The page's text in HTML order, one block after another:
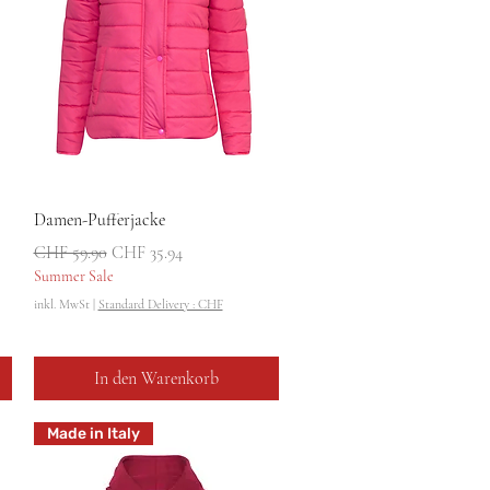
Schnellansicht
Damen-Pufferjacke
Standardpreis
CHF 59.90 Sale-Preis
CHF 35.94
Summer Sale
inkl. MwSt| Standard Delivery : CHF
In den Warenkorb
Made in Italy